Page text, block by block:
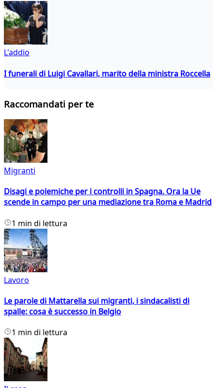
L'addio
I funerali di Luigi Cavallari, marito della ministra Roccella
Raccomandati per te
Migranti
Disagi e polemiche per i controlli in Spagna. Ora la Ue
scende in campo per una mediazione tra Roma e Madrid
1 min di lettura
Lavoro
Le parole di Mattarella sui migranti, i sindacalisti di
spalle: cosa è successo in Belgio
1 min di lettura